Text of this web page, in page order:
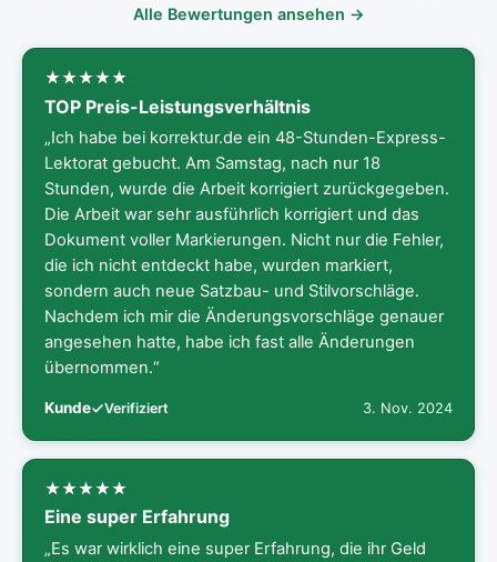
Alle Bewertungen ansehen →
TOP Preis-Leistungsverhältnis
„Ich habe bei korrektur.de ein 48-Stunden-Express-
Lektorat gebucht. Am Samstag, nach nur 18
Stunden, wurde die Arbeit korrigiert zurückgegeben.
Die Arbeit war sehr ausführlich korrigiert und das
Dokument voller Markierungen. Nicht nur die Fehler,
die ich nicht entdeckt habe, wurden markiert,
sondern auch neue Satzbau- und Stilvorschläge.
Nachdem ich mir die Änderungsvorschläge genauer
angesehen hatte, habe ich fast alle Änderungen
übernommen.“
Kunde Verifiziert 3. Nov. 2024
Eine super Erfahrung
„Es war wirklich eine super Erfahrung, die ihr Geld